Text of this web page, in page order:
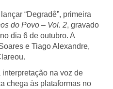
“Degradê”, primeira
do Povo – Vol. 2, gravado
dia 6 de outubro. A
e Tiago Alexandre,
na voz de
chega às plataformas no